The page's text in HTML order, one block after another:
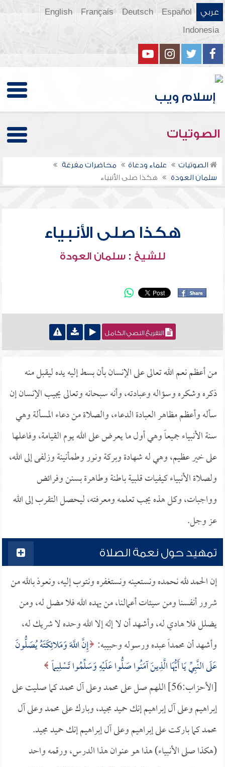
عربي Español
Deutsch
Français
English
Indonesia
الصوتيات
الصوتيات علماء ودعاة
محاضرات مفرغة
سلمان العودة
هكذا صلى الأنبياء
هكذا صلى الأنبياء
للشيخ : سلمان العودة
التفريغ النصي الكامل
من أعظم نعم الله تعالى على الإنسان بأن بسط إليه يده ليقبل منه
ذكره وشكره وسؤاله وعبادته، وأنه سبحانه وتعالى يجيب الإنسان إن
سأله وأعظم مظاهر العبادة الدعاء، والصلاة من دعاء المسألة وهي
سنة الأنبياء جميعاً وهي أول ما يعرض على الله يوم القيامة، وفاعلها
على خير عظيم، وهي له شهادة وبركة ونور وطمأنينة وزلفى إلى الله،
ولصلاة الأنبياء كيفيات قلبية باطنة وطاهرة بسنن وفرائض
وواجبات، وكل هذه يجب تعلمه ومعرفته، ليحصل التقرب إلى الله
عز وجل.
تمهيد حول نعمة الصلاة
إن الحمد لله نحمده ونستعينه ونستغفره ونتوب إليه، ونعوذ بالله من
شرور أنفسنا ومن سيئات أعمالنا، من يهده الله فلا مضل له، ومن
يضلل فلا هادي له، وأشهد أن لا إله إلا الله وحده لا شريك له،
وأشهد أن محمداً عبده ورسوله وحبيبه: إِنَّ اللَّهَ وَمَلائِكَتَهُ يُصَلُّونَ
عَلَى النَّبِيِّ يَا أَيُّهَا الَّذِينَ آمَنُوا صَلُّوا عَلَيْهِ وَسَلِّمُوا تَسْلِيماً
[الأحزاب:56] اللهم صل على محمد وعلى آل محمد كما صليت على
إبراهيم وعلى آل إبراهيم إنك حميد مجيد، وبارك على محمد وعلى آل
محمد كما باركت على إبراهيم وعلى آل إبراهيم إنك حميد مجيد.
(هكذا صلى الأنبياء) هذا هو عنوان هذا الدرس، ورقمه واحد